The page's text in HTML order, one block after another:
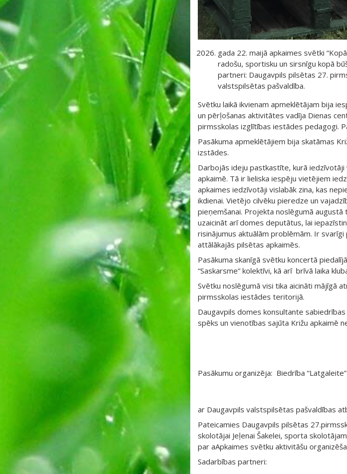
gada 22. maijā apkaimes svētki
radošu, sportisku un sirsnīgu kopā
partneri: Daugavpils pilsētas 27.
valstspilsētas pašvaldība.
Svētku laikā ikvienam apmeklētājam bija
un pērļošanas aktivitātes vadīja Dienas
pirmsskolas izglītības iestādes pedagogi.
Pasākuma apmeklētājiem bija skatāmas
izstādes.
Darbojās ideju pastkastīte, kurā
apkaimē. Tā ir lieliska iespēju vietējiem
apkaimes iedzīvotāji vislabāk zina, kas
ikdienai. Vietējo cilvēku pieredze un
pieņemšanai. Projekta noslēgumā
uzaicināt arī domes deputātus, lai
risinājumus aktuālām problēmām. Ir
attālākajās pilsētas apkaimēs.
Pasākuma skanīgā svētku koncertā
“Saskarsme” kolektīvi, kā arī brīvā laika
Svētku noslēgumā visi tika aicināti mājīgā
pirmsskolas iestādes teritorijā.
Daugavpils domes konsultante
spēks un vienotības sajūta Križu apkaimē
Pasākumu organizēja: Biedrība
ar Daugavpils valstspilsētas pašvaldības
Pateicamies Daugavpils pilsētas
skolotājai Jeļenai Šakelei, sporta
par aApkaimes svētku aktivitāšu
Sadarbības partneri: